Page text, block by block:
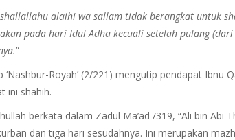
alaihi wa sallam tidak berangkat untuk
pada hari Idul Adha kecuali setelah pulang
”
‘Nashbur-Royah’ (2/221) mengutip pendapat Ibnu
ini shahih.
berkata dalam Zadul Ma’ad /319, “Ali bin Abi
dan tiga hari sesudahnya. Ini merupakan